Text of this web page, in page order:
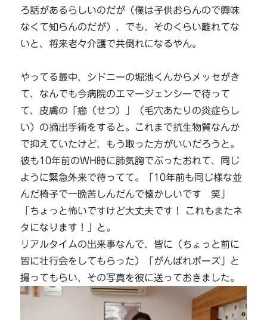
ろ話があるらしいのだが（僕は子供おらんので興味
なくて知らんのだが）、でも、そのくらい離れてな
いと、将来老々介護で共倒れになるやん。
やってる最中、シドニーの堀池くんからメッセがき
て、なんでも今病院のエマージェンシーで待って
て、皮膚の「癤（せつ）
」（毛穴あたりの炎症らし
い）の摘出手術をすると。これまで抗生物質なんか
で抑えていたけど、もう取った方がいいだろうと。
彼も10年前のWH時に肺気胸でぶったおれて、同じ
ように緊急外来で待ってて。「 10年前も同じ様な並
んだ椅子で一晩苦しんだんで懐かしいです 笑
「ち ょっと怖いですけど大丈夫です！ これもまたネ
タになります！
」と。
リアルタイムの出来事なんで、皆に（ちょっと前に
皆に壮行会をしてもらった）「がんばれポーズ」と
撮ってもらい、その写真を彼に送っておきました。